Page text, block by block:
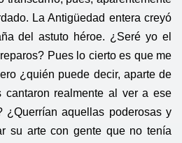
La Antigüedad entera creyó
del astuto héroe. ¿Seré yo el
Pues lo cierto es que me
¿quién puede decir, aparte de
cantaron realmente al ver a ese
¿Querrían aquellas poderosas y
su arte con gente que no tenía